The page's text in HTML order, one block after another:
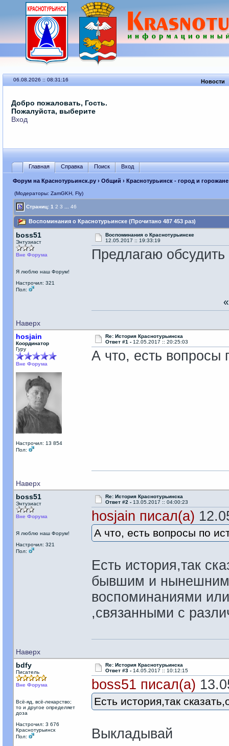
06.08.2026 :: 08:31:16 Новости
Добро пожаловать, Гость.
Пожалуйста, выберите
Вход
Главная Справка Поиск Вход
Форум на Краснотурьинск.ру› Общий › Краснотурьинск - город и горожане
(Модераторы: ZamGKH, Fly)
Страниц: 1 2 3 46
Воспоминания о Краснотурьинске (Прочитано 487 453 раз)
boss51
Энтузиаст
Вне Форума
Я люблю наш Форум!
Настрочил: 321
Пол:
Воспоминания о Краснотурьинске
12.05.2017 :: 19:33:19
Предлагаю
Наверх
hosjain
Координатор
Гуру
Вне Форума
Настрочил: 13 854
Пол:
Re: История Краснотурьинска
Ответ #1 - 12.05.2017 :: 20:25:03
А что, есть вопросы
Наверх
boss51
Энтузиаст
Вне Форума
Я люблю наш Форум!
Настрочил: 321
Пол:
Re: История Краснотурьинска
Ответ #2 - 13.05.2017 :: 04:00:23
hosjain писал(а)
А что, есть вопросы по
Есть история,так
бывшим и нынешним
воспоминаниями
,связанными с
Наверх
bdfy
Писатель
Вне Форума
Всё-яд, всё-лекарство;
то и другое определяет
доза
Настрочил: 3 676
Краснотурьинск
Пол:
Re: История Краснотурьинска
Ответ #3 - 14.05.2017 :: 10:12:15
boss51 писал(а)
Есть история,так
Выкладывай